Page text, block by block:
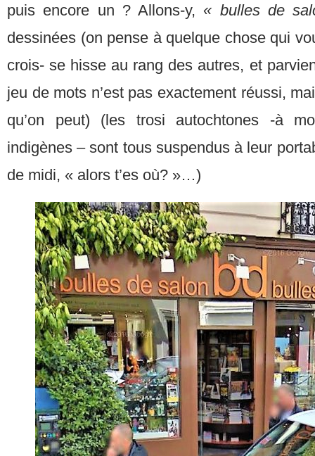
puis encore un ? Allons-y, « bulles de
dessinées (on pense à quelque chose qui
crois- se hisse au rang des autres, et
jeu de mots n’est pas exactement réussi,
qu’on peut) (les trosi autochtones -à
indigènes – sont tous suspendus à leur
de midi, « alors t’es où? »…)